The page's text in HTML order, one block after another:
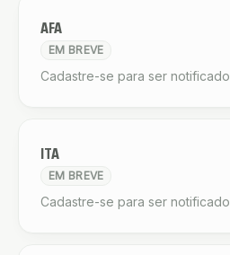
AFA
EM BREVE
Cadastre-se para ser notificado
ITA
EM BREVE
Cadastre-se para ser notificado